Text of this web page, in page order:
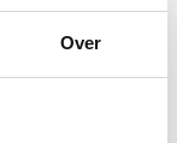
Over